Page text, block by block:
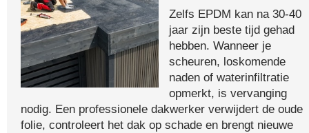
Zelfs EPDM kan na 30-40
jaar zijn beste tijd gehad
hebben. Wanneer je
scheuren, loskomende
naden of waterinfiltratie
opmerkt, is vervanging
nodig. Een professionele dakwerker verwijdert de oude
folie, controleert het dak op schade en brengt nieuwe